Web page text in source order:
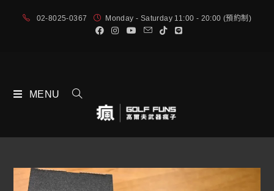
02-8025-0367 Monday - Saturday 11:00 - 20:00 (預約制)
MENU